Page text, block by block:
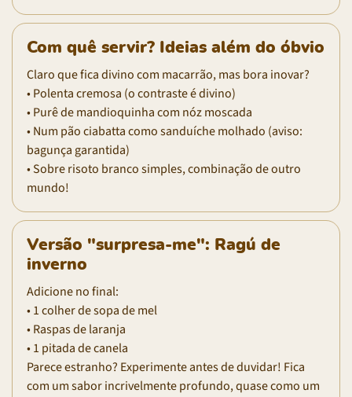
Com quê servir? Ideias além do óbvio
Claro que fica divino com macarrão, mas bora inovar?
• Polenta cremosa (o contraste é divino)
• Purê de mandioquinha com nóz moscada
• Num pão ciabatta como sanduíche molhado (aviso:
bagunça garantida)
• Sobre risoto branco simples, combinação de outro
mundo!
Versão "surpresa-me": Ragú de
inverno
Adicione no final:
• 1 colher de sopa de mel
• Raspas de laranja
• 1 pitada de canela
Parece estranho? Experimente antes de duvidar! Fica
com um sabor incrivelmente profundo, quase como um